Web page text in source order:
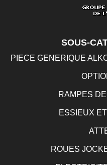
SOUS-
PIECE GENERIQUE
RAMPES
ESSIEUX
ROUES